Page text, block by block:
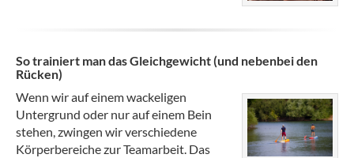
So trainiert man das Gleichgewicht (und nebenbei den
Rücken)
Wenn wir auf einem wackeligen
Untergrund oder nur auf einem Bein
stehen, zwingen wir verschiedene
Körperbereiche zur Teamarbeit. Das